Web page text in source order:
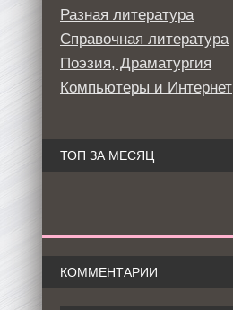
Разная литература
Справочная литература
Поэзия, Драматургия
Компьютеры и Интернет
ТОП ЗА МЕСЯЦ
КОММЕНТАРИИ